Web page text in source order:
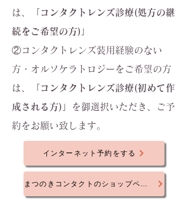
は、
「コンタクトレンズ診療(処方の継
続をご希望の方)」
②コンタクトレンズ装用経験のない
方・オルソケラトロジーをご希望の方
は、
「コンタクトレンズ診療(初めて作
成される方)」
を御選択いただき、ご予
約をお願い致します。
インターネット予約をする